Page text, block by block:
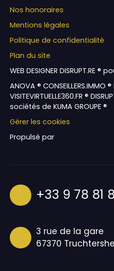
Nos honoraires
Mentions légales
Politique de confidentialité
Plan du site
WEB DESIGNER DISRUPT.RE ®
ANOVA ® CONSEILLERS.IMMO ®
VISITEVIRTUELLE360.FR ®
sociétés de KUMA GROUPE ®
Gérer les cookies
Propulsé par
+33 9 78 81
3 rue de la gare
67370